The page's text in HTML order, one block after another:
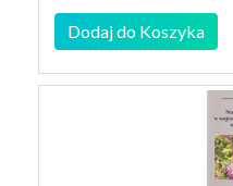
Dodaj do Koszyka